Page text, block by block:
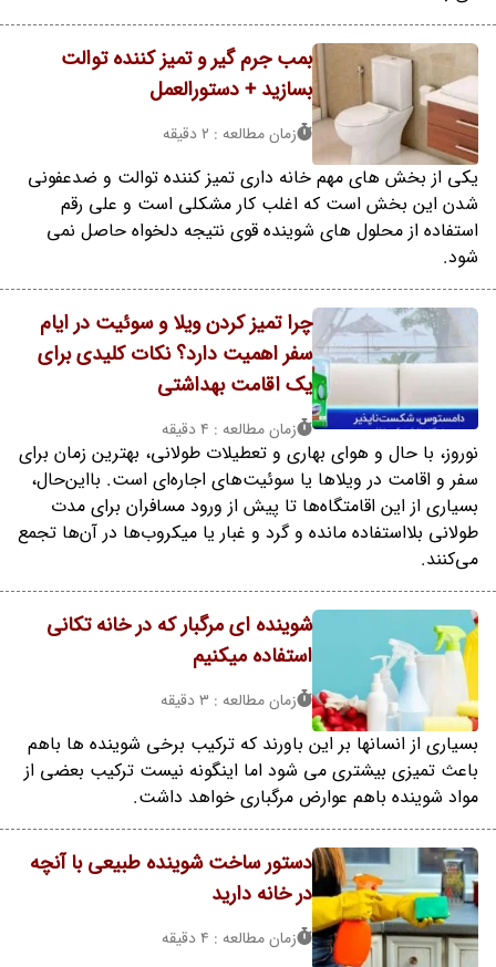
بمب جرم گیر و تمیز کننده توالت
بسازید + دستورالعمل
زمان مطالعه : 2 دقیقه
یکی از بخش های مهم خانه داری تمیز کننده توالت و ضدعفونی
شدن این بخش است که اغلب کار مشکلی است و علی رقم
استفاده از محلول های شوینده قوی نتیجه دلخواه حاصل نمی
شود.
چرا تمیز کردن ویلا و سوئیت در ایام
سفر اهمیت دارد؟ نکات کلیدی برای
یک اقامت بهداشتی
زمان مطالعه : 4 دقیقه
نوروز، با حال و هوای بهاری و تعطیلات طولانی، بهترین زمان برای
سفر و اقامت در ویلاها یا سوئیت‌های اجاره‌ای است. بااین‌حال،
بسیاری از این اقامتگاه‌ها تا پیش از ورود مسافران برای مدت
طولانی بلااستفاده مانده و گرد و غبار یا میکروب‌ها در آن‌ها تجمع
می‌کنند.
شوینده ای مرگبار که در خانه تکانی
استفاده میکنیم
زمان مطالعه : 3 دقیقه
بسیاری از انسانها بر این باورند که ترکیب برخی شوینده ها باهم
باعث تمیزی بیشتری می شود اما اینگونه نیست ترکیب بعضی از
مواد شوینده باهم عوارض مرگباری خواهد داشت.
دستور ساخت شوینده طبیعی با آنچه
در خانه دارید
زمان مطالعه : 4 دقیقه